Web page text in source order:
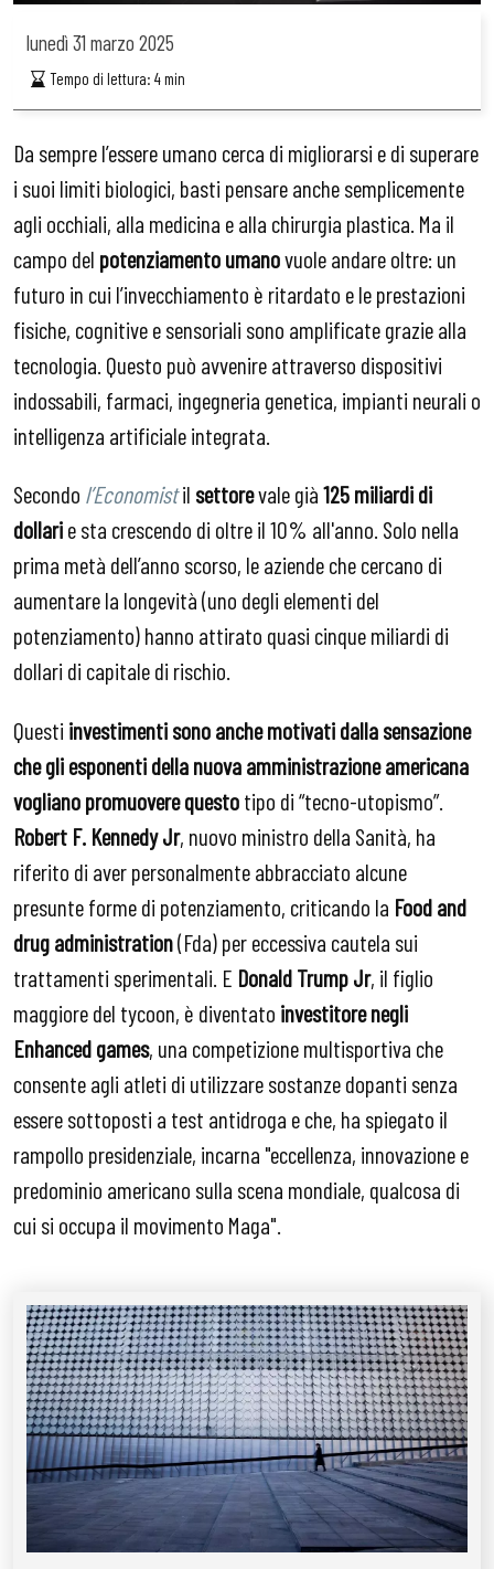
lunedì 31 marzo 2025
Tempo di lettura:4min
Da sempre l’essere umano cerca di migliorarsi e di superare
i suoi limiti biologici, basti pensare anche semplicemente
agli occhiali, alla medicina e alla chirurgia plastica. Ma il
campo del potenziamentoumanovuole andare oltre: un
futuro in cui l’invecchiamento è ritardato e le prestazioni
fisiche, cognitive e sensoriali sono amplificate grazie alla
tecnologia. Questo può avvenire attraverso dispositivi
indossabili, farmaci, ingegneria genetica, impianti neurali o
intelligenza artificiale integrata.
Secondo l’Economistil settorevale già125 miliardi di
dollarie sta crescendo di oltre il 10% all'anno. Solo nella
prima metà dell’anno scorso, le aziende che cercano di
aumentare la longevità (uno degli elementi del
potenziamento) hanno attirato quasi cinque miliardi di
dollari di capitale di rischio.
Questi investimenti sono anche motivati ​​dalla sensazione
che gli esponenti della nuova amministrazione americana
vogliano promuovere questotipo di “tecno-utopismo”.
Robert F. Kennedy Jr, nuovo ministro della Sanità, ha
riferito di aver personalmente abbracciato alcune
presunte forme di potenziamento, criticando la Food and
drug administration(Fda) per eccessiva cautela sui
trattamenti sperimentali. E Donald Trump Jr, il figlio
maggiore del tycoon, è diventato investitore negli
Enhanced games, una competizione multisportiva che
consente agli atleti di utilizzare sostanze dopanti senza
essere sottoposti a test antidroga e che, ha spiegato il
rampollo presidenziale, incarna "eccellenza, innovazione e
predominio americano sulla scena mondiale, qualcosa di
cui si occupa il movimento Maga".